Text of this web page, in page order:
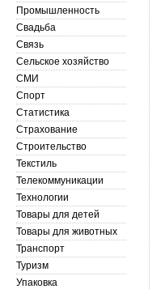
Промышленность
Свадьба
Связь
Сельское хозяйство
СМИ
Спорт
Статистика
Страхование
Строительство
Текстиль
Телекоммуникации
Технологии
Товары для детей
Товары для животных
Транспорт
Туризм
Упаковка